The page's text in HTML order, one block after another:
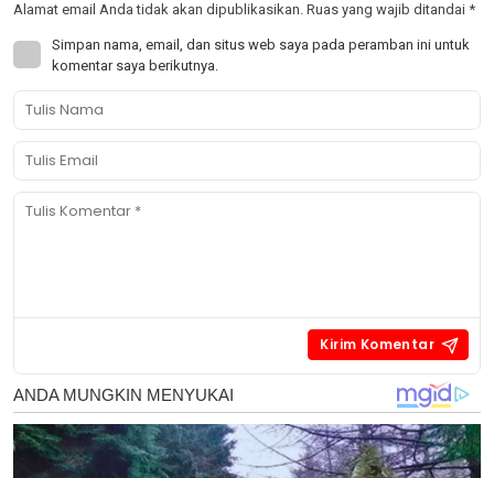
Alamat email Anda tidak akan dipublikasikan. Ruas yang wajib ditandai *
Simpan nama, email, dan situs web saya pada peramban ini untuk
komentar saya berikutnya.